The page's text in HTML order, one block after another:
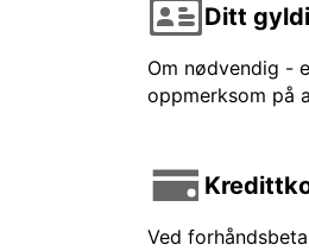
Ditt
Om nødvendig -
oppmerksom på
Ved